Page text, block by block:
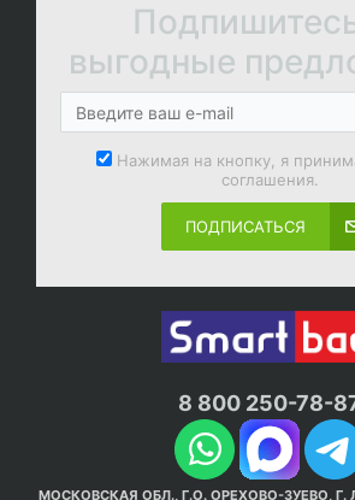
выгодные
Нажимая на кнопку, я
соглашения.
ПОДПИСАТЬСЯ
8 800 250-78-
МОСКОВСКАЯ ОБЛ., Г.О. ОРЕХОВО-ЗУЕВО, Г.